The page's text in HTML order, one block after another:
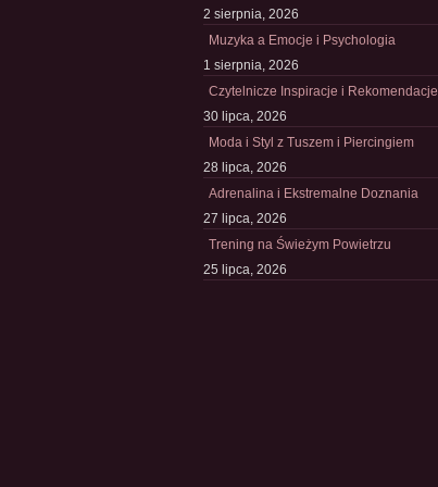
2 sierpnia, 2026
Muzyka a Emocje i Psychologia
1 sierpnia, 2026
Czytelnicze Inspiracje i Rekomendacje
30 lipca, 2026
Moda i Styl z Tuszem i Piercingiem
28 lipca, 2026
Adrenalina i Ekstremalne Doznania
27 lipca, 2026
Trening na Świeżym Powietrzu
25 lipca, 2026